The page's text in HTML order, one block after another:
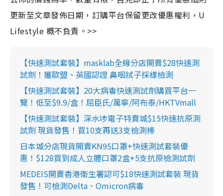
更新至文章發佈日期，訂購平台保留更改優惠權利，U
Lifestyle 概不負責。>>
【快速測試套裝】masklab全線分店開賣$28快速測
試劑！獲歐盟、英國認證 鼻咽拭子採樣檢測
【快速測試套裝】20大病毒快速測試劑購買平台一
覽！低至$9.9/盒！屈臣氏/萬寧/阿布泰/HKTVmall
【快速測試套裝】深水埗電子特賣城$15快速抗原測
試劑 現貨發售！買10支再送3支檢測棒
日本城分店現貨開賣KN95口罩+快速測試套裝優
惠！$128買到成人立體口罩2盒+5支抗原檢測試劑
MEDEIS開賣香港衛生署認可$18快速測試套裝 現貨
發售！可檢測Delta、Omicron病毒